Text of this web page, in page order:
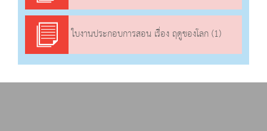
ใบงานประกอบการสอน เรื่อง ฤดูของโลก (1)